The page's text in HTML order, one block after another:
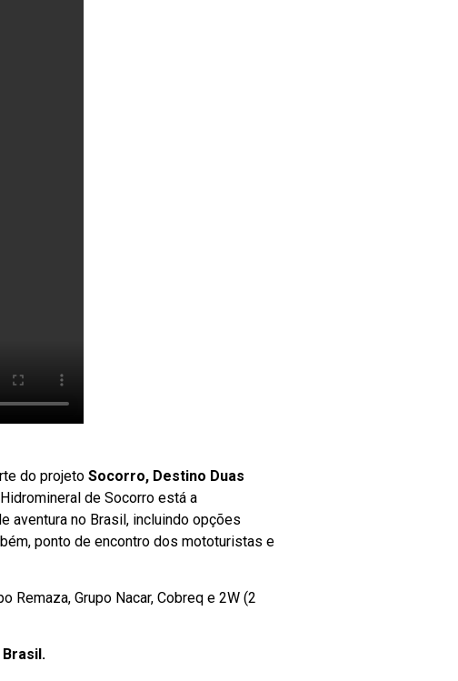
do projeto Socorro, Destino Duas
de Socorro está a
aventura no Brasil, incluindo opções
ponto de encontro dos mototuristas e
Remaza, Grupo Nacar, Cobreq e 2W (2